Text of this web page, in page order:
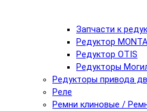
Запчасти к
Редуктор
Редуктор OTIS
Редукторы
Редукторы привода
Реле
Ремни клиновые /